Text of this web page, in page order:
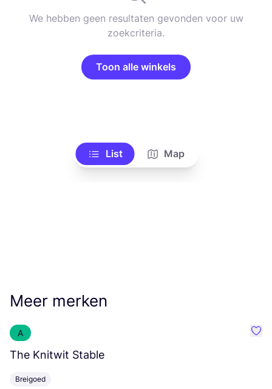
We hebben geen resultaten gevonden voor uw
zoekcriteria.
Toon alle winkels
List Map
Meer merken
A
The Knitwit Stable
Breigoed